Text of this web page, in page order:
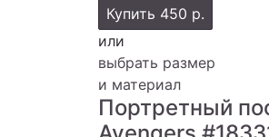
Купить 450 р.
или
выбрать размер
и материал
Портретный